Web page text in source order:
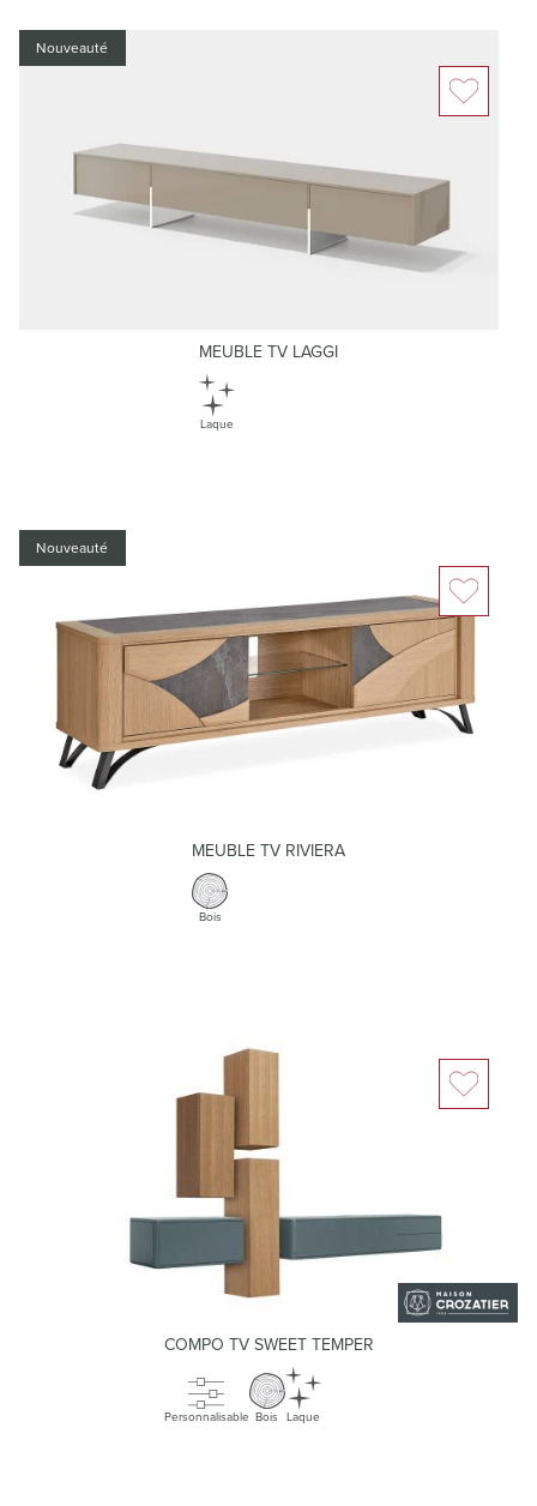
Nouveauté
MEUBLE TV LAGGI
Laque
Nouveauté
MEUBLE TV RIVIERA
Bois
COMPO TV SWEET TEMPER
Personnalisable Bois Laque